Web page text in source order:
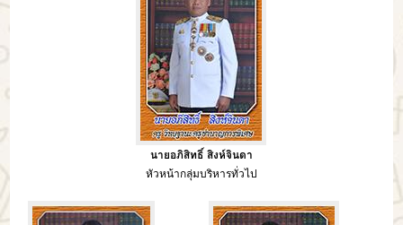
นายอภิสิทธิ์ สิงห์จินดา
หัวหน้ากลุ่มบริหารทั่วไป